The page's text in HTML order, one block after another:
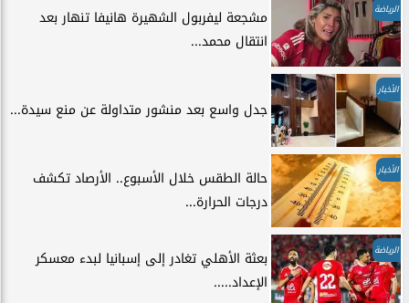
الرياضة
مشجعة ليفربول الشهيرة هانيفا تنهار بعد
انتقال محمد...
الأخبار
جدل واسع بعد منشور متداولة عن منع سيدة...
الأخبار
حالة الطقس خلال الأسبوع.. الأرصاد تكشف
درجات الحرارة...
الرياضة
بعثة الأهلي تغادر إلى إسبانيا لبدء معسكر
الإعداد.....